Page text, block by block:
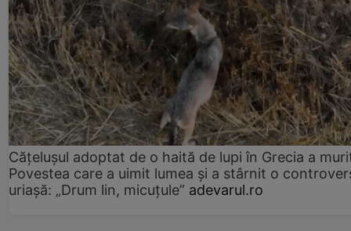
Cățelușul adoptat de o haită de lupi în Grecia a
Povestea care a uimit lumea și a stârnit o
uriașă: „Drum lin, micuțule” adevarul.ro